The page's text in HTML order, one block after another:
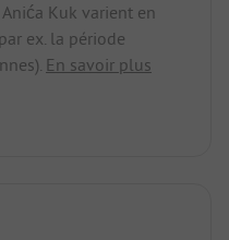
Kuk varient en
ex. la période
En savoir plus